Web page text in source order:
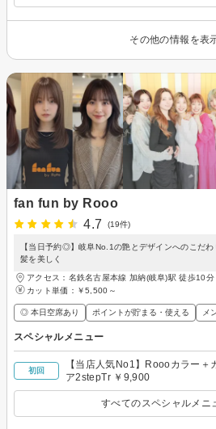
その他の情報を表
fan fun by Rooo
4.7
(19件)
【当日予約◎】岐阜No.1の艶とデザインへのこだ
髪を美しく
アクセス：名鉄名古屋本線 加納(岐阜)駅 徒歩10分
カット単価： ￥5,500～
◎ 本日空席あり ポイントが貯まる・使える メ
スペシャルメニュー
初回
【当店人気No1】Roooカラー＋
ア2stepTr ￥9,900
すべてのスペシャルメニ